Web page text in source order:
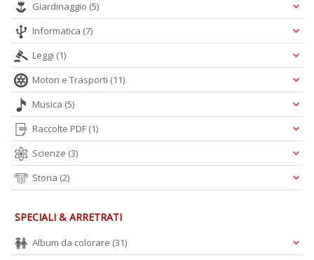
Giardinaggio (5)
Informatica (7)
Leggi (1)
Motori e Trasporti (11)
Musica (5)
Raccolte PDF (1)
Scienze (3)
Storia (2)
SPECIALI & ARRETRATI
Album da colorare (31)